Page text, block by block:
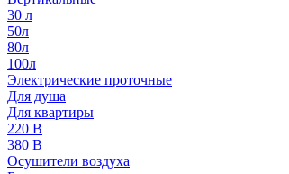
30 л
50л
80л
100л
Электрические проточные
Для душа
Для квартиры
220 В
380 В
Осушители воздуха